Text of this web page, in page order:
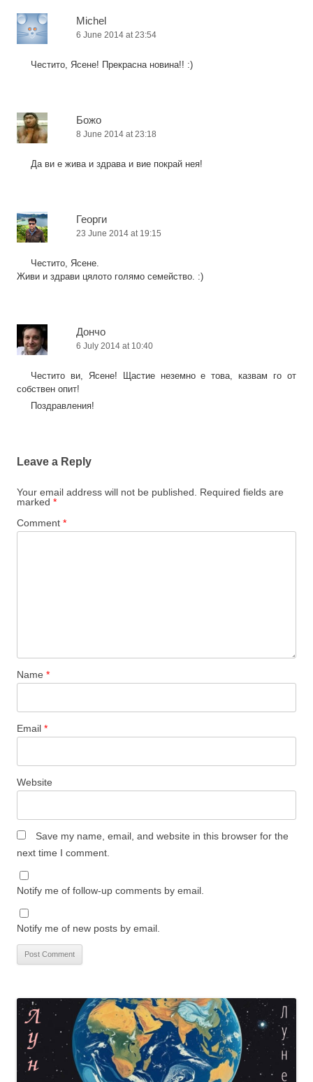
Michel
6 June 2014 at 23:54
Честито, Ясене! Прекрасна новина!! :)
Божо
8 June 2014 at 23:18
Да ви е жива и здрава и вие покрай нея!
Георги
23 June 2014 at 19:15
Честито, Ясене.
Живи и здрави цялото голямо семейство. :)
Дончо
6 July 2014 at 10:40
Честито ви, Ясене! Щастие неземно е това, казвам го от
собствен опит!
Поздравления!
Leave a Reply
Your email address will not be published.
Required fields are
marked *
Comment *
Name *
Email *
Website
Save my name, email, and website in this browser for the
next time I comment.
Notify me of follow-up comments by email.
Notify me of new posts by email.